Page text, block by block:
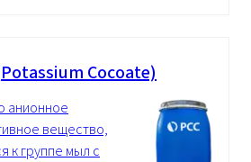
Cocoate)
анионное
вещество,
к группе мыл с